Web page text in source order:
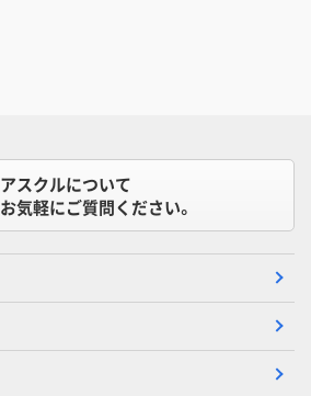
アスクルについて
お気軽にご質問ください。